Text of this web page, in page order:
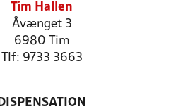
Tim Hallen
Åvænget 3
6980 Tim
Tlf: 9733 3663
DISPENSATION